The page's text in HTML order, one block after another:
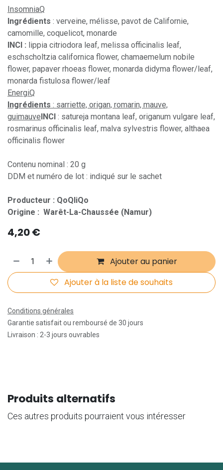
InsomniaQ
Ingrédients : verveine, mélisse, pavot de Californie,
camomille, coquelicot, monarde
INCI : lippia citriodora leaf, melissa officinalis leaf,
eschscholtzia californica flower, chamaemelum nobile
flower, papaver rhoeas flower, monarda didyma flower/leaf,
monarda fistulosa flower/leaf
EnergiQ
Ingrédients : sarriette, origan, romarin, mauve,
guimauveINCI : satureja montana leaf, origanum vulgare leaf,
rosmarinus officinalis leaf, malva sylvestris flower, althaea
officinalis flower
Contenu nominal : 20 g
DDM et numéro de lot : indiqué sur le sachet
Producteur : QoQliQo
Origine : Warêt-La-Chaussée (Namur)
4,20€
Ajouter au panier
Ajouter à la liste de souhaits
Conditions générales
Garantie satisfait ou remboursé de 30 jours
Livraison : 2-3 jours ouvrables
Produits alternatifs
Ces autres produits pourraient vous intéresser